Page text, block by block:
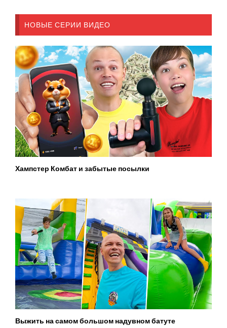
НОВЫЕ СЕРИИ ВИДЕО
Хампстер Комбат и забытые посылки
Выжить на самом большом надувном батуте